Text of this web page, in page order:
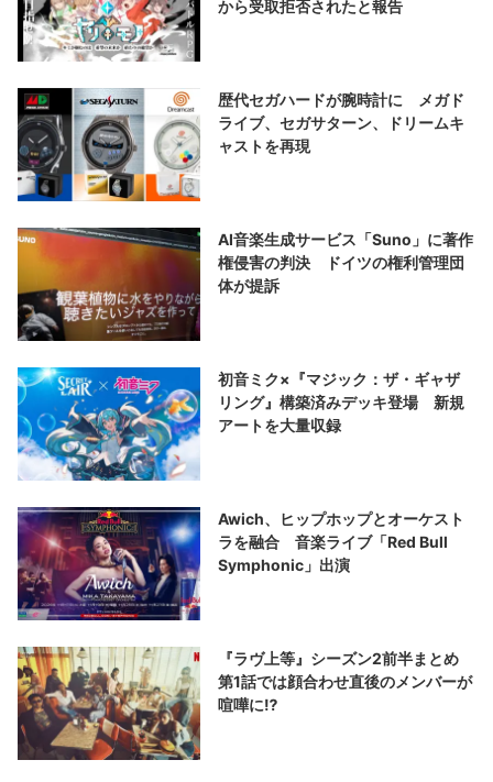
から受取拒否されたと報告
歴代セガハードが腕時計に メガド
ライブ、セガサターン、ドリームキ
ャストを再現
AI音楽生成サービス「Suno」に著作
権侵害の判決 ドイツの権利管理団
体が提訴
初音ミク×『マジック：ザ・ギャザ
リング』構築済みデッキ登場 新規
アートを大量収録
Awich、ヒップホップとオーケスト
ラを融合 音楽ライブ「Red Bull
Symphonic」出演
『ラヴ上等』シーズン2前半まとめ
第1話では顔合わせ直後のメンバーが
喧嘩に⁉︎